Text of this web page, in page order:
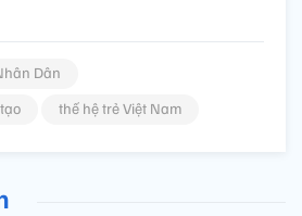
Dân
thế hệ trẻ Việt Nam